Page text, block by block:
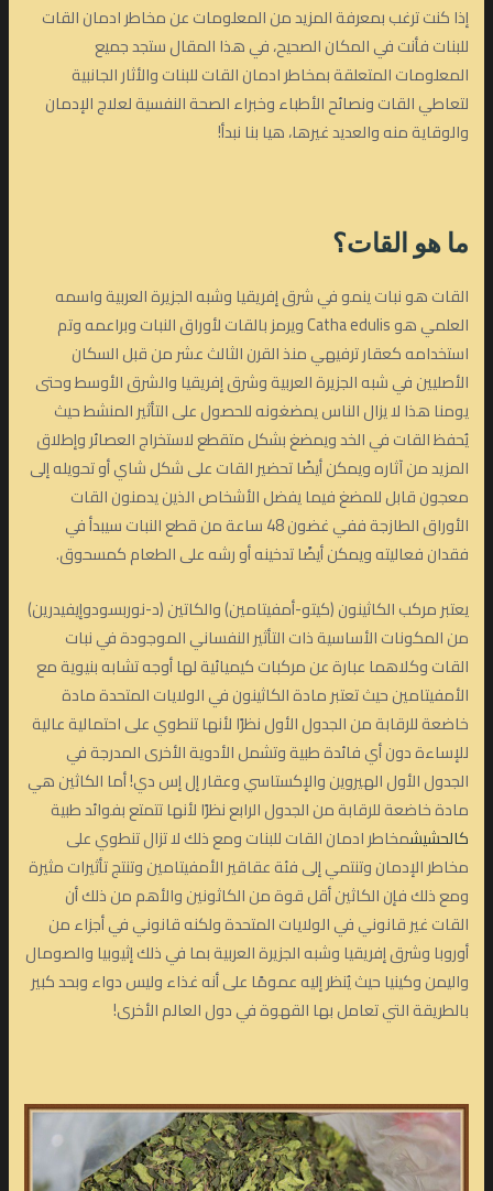
إذا كنت ترغب بمعرفة المزيد من المعلومات عن مخاطر ادمان القات
للبنات فأنت في المكان الصحيح، في هذا المقال ستجد جميع
المعلومات المتعلقة بمخاطر ادمان القات للبنات والأثار الجانبية
لتعاطي القات ونصائح الأطباء وخبراء الصحة النفسية لعلاج الإدمان
والوقاية منه والعديد غيرها، هيا بنا نبدأ!
ما هو القات؟
القات هو نبات ينمو في شرق إفريقيا وشبه الجزيرة العربية واسمه
العلمي هو Catha edulis ويرمز بالقات لأوراق النبات وبراعمه وتم
استخدامه كعقار ترفيهي منذ القرن الثالث عشر من قبل السكان
الأصليين في شبه الجزيرة العربية وشرق إفريقيا والشرق الأوسط وحتى
يومنا هذا لا يزال الناس يمضغونه للحصول على التأثير المنشط حيث
يُحفظ القات في الخد ويمضغ بشكل متقطع لاستخراج العصائر وإطلاق
المزيد من آثاره ويمكن أيضًا تحضير القات على شكل شاي أو تحويله إلى
معجون قابل للمضغ فيما يفضل الأشخاص الذين يدمنون القات
الأوراق الطازجة ففي غضون 48 ساعة من قطع النبات سيبدأ في
فقدان فعاليته ويمكن أيضًا تدخينه أو رشه على الطعام كمسحوق.
يعتبر مركب الكاثينون (كيتو-أمفيتامين) والكاتين (د-نوربسودوإيفيدرين)
من المكونات الأساسية ذات التأثير النفساني الموجودة في نبات
القات وكلاهما عبارة عن مركبات كيميائية لها أوجه تشابه بنيوية مع
الأمفيتامين حيث تعتبر مادة الكاثينون في الولايات المتحدة مادة
خاضعة للرقابة من الجدول الأول نظرًا لأنها تنطوي على احتمالية عالية
للإساءة دون أي فائدة طبية وتشمل الأدوية الأخرى المدرجة في
الجدول الأول الهيروين والإكستاسي وعقار إل إس دي! أما الكاثين هي
مادة خاضعة للرقابة من الجدول الرابع نظرًا لأنها تتمتع بفوائد طبية
كالحشيشمخاطر ادمان القات للبنات ومع ذلك لا تزال تنطوي على
مخاطر الإدمان وتنتمي إلى فئة عقاقير الأمفيتامين وتنتج تأثيرات مثيرة
ومع ذلك فإن الكاثين أقل قوة من الكاثونين والأهم من ذلك أن
القات غير قانوني في الولايات المتحدة ولكنه قانوني في أجزاء من
أوروبا وشرق إفريقيا وشبه الجزيرة العربية بما في ذلك إثيوبيا والصومال
واليمن وكينيا حيث يُنظر إليه عمومًا على أنه غذاء وليس دواء وبحد كبير
بالطريقة التي تعامل بها القهوة في دول العالم الأخرى!